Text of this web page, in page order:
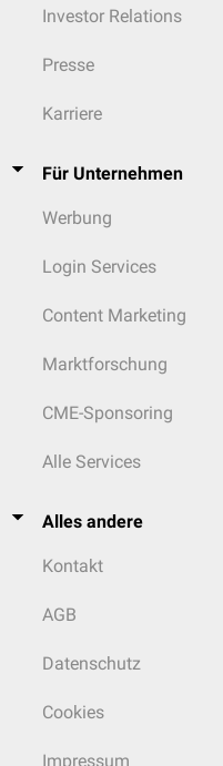
Investor Relations
Presse
Karriere
Für Unternehmen
Werbung
Login Services
Content Marketing
Marktforschung
CME-Sponsoring
Alle Services
Alles andere
Kontakt
AGB
Datenschutz
Cookies
Impressum